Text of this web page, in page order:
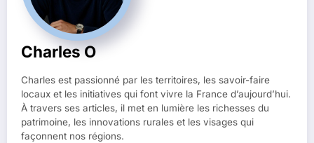
Charles O
Charles est passionné par les territoires, les savoir-faire
locaux et les initiatives qui font vivre la France d’aujourd’hui.
À travers ses articles, il met en lumière les richesses du
patrimoine, les innovations rurales et les visages qui
façonnent nos régions.